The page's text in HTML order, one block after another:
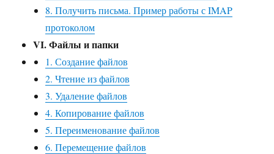
8. Получить письма. Пример работы с IMAP
протоколом
VI. Файлы и папки
1. Создание файлов
2. Чтение из файлов
3. Удаление файлов
4. Копирование файлов
5. Переименование файлов
6. Перемещение файлов